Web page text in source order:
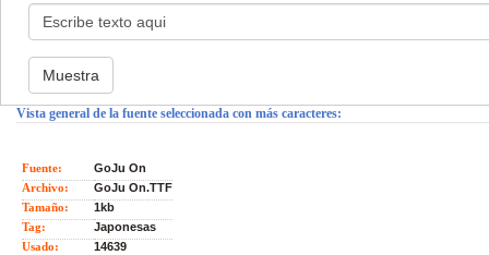
Vista general de la fuente seleccionada con más caracteres:
Fuente:
GoJu On
Archivo:
GoJu On.TTF
Tamaño:
1kb
Tag:
Japonesas
Usado:
14639